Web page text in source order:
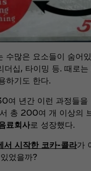
수많은 요소들이 숨어
더십, 타이밍 등. 때로
하기도 한다.
여 년간 이런 과정들을
총 200여 개 이상의
료회사로 성장했다.
시작한 코카-콜라가
었을까?